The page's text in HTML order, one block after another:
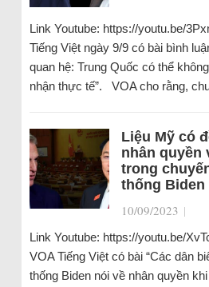
Link Youtube: https://youtu.be/
Tiếng Việt ngày 9/9 có bài bình
quan hệ: Trung Quốc có thể
nhận thực tế”. VOA cho rằng,
Liệu Mỹ có
nhân quyền
trong
thống Biden
10/09/2023 |
Link Youtube: https://youtu.be/
VOA Tiếng Việt có bài “Các dân
thống Biden nói về nhân quyền